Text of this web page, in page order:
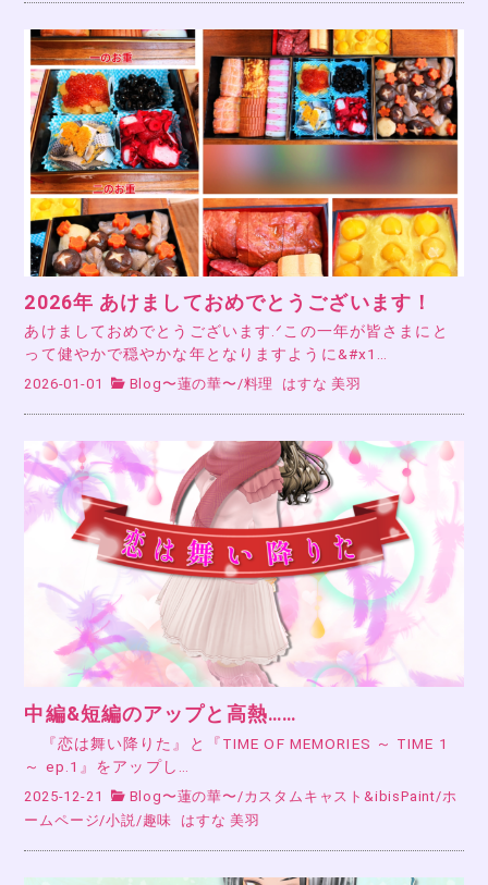
2026年 あけましておめでとうございます！
あけましておめでとうございます.ᐟこの一年が皆さまにと
って健やかで穏やかな年となりますように&#x1…
2026-01-01 Blog〜蓮の華〜/料理 はすな 美羽
中編&短編のアップと高熱……
『恋は舞い降りた』と『TIME OF MEMORIES ～ TIME 1
～ ep.1』をアップし…
2025-12-21 Blog〜蓮の華〜 /カスタムキャスト&ibisPaint/ホ
ームページ/小説 /趣味 はすな 美羽